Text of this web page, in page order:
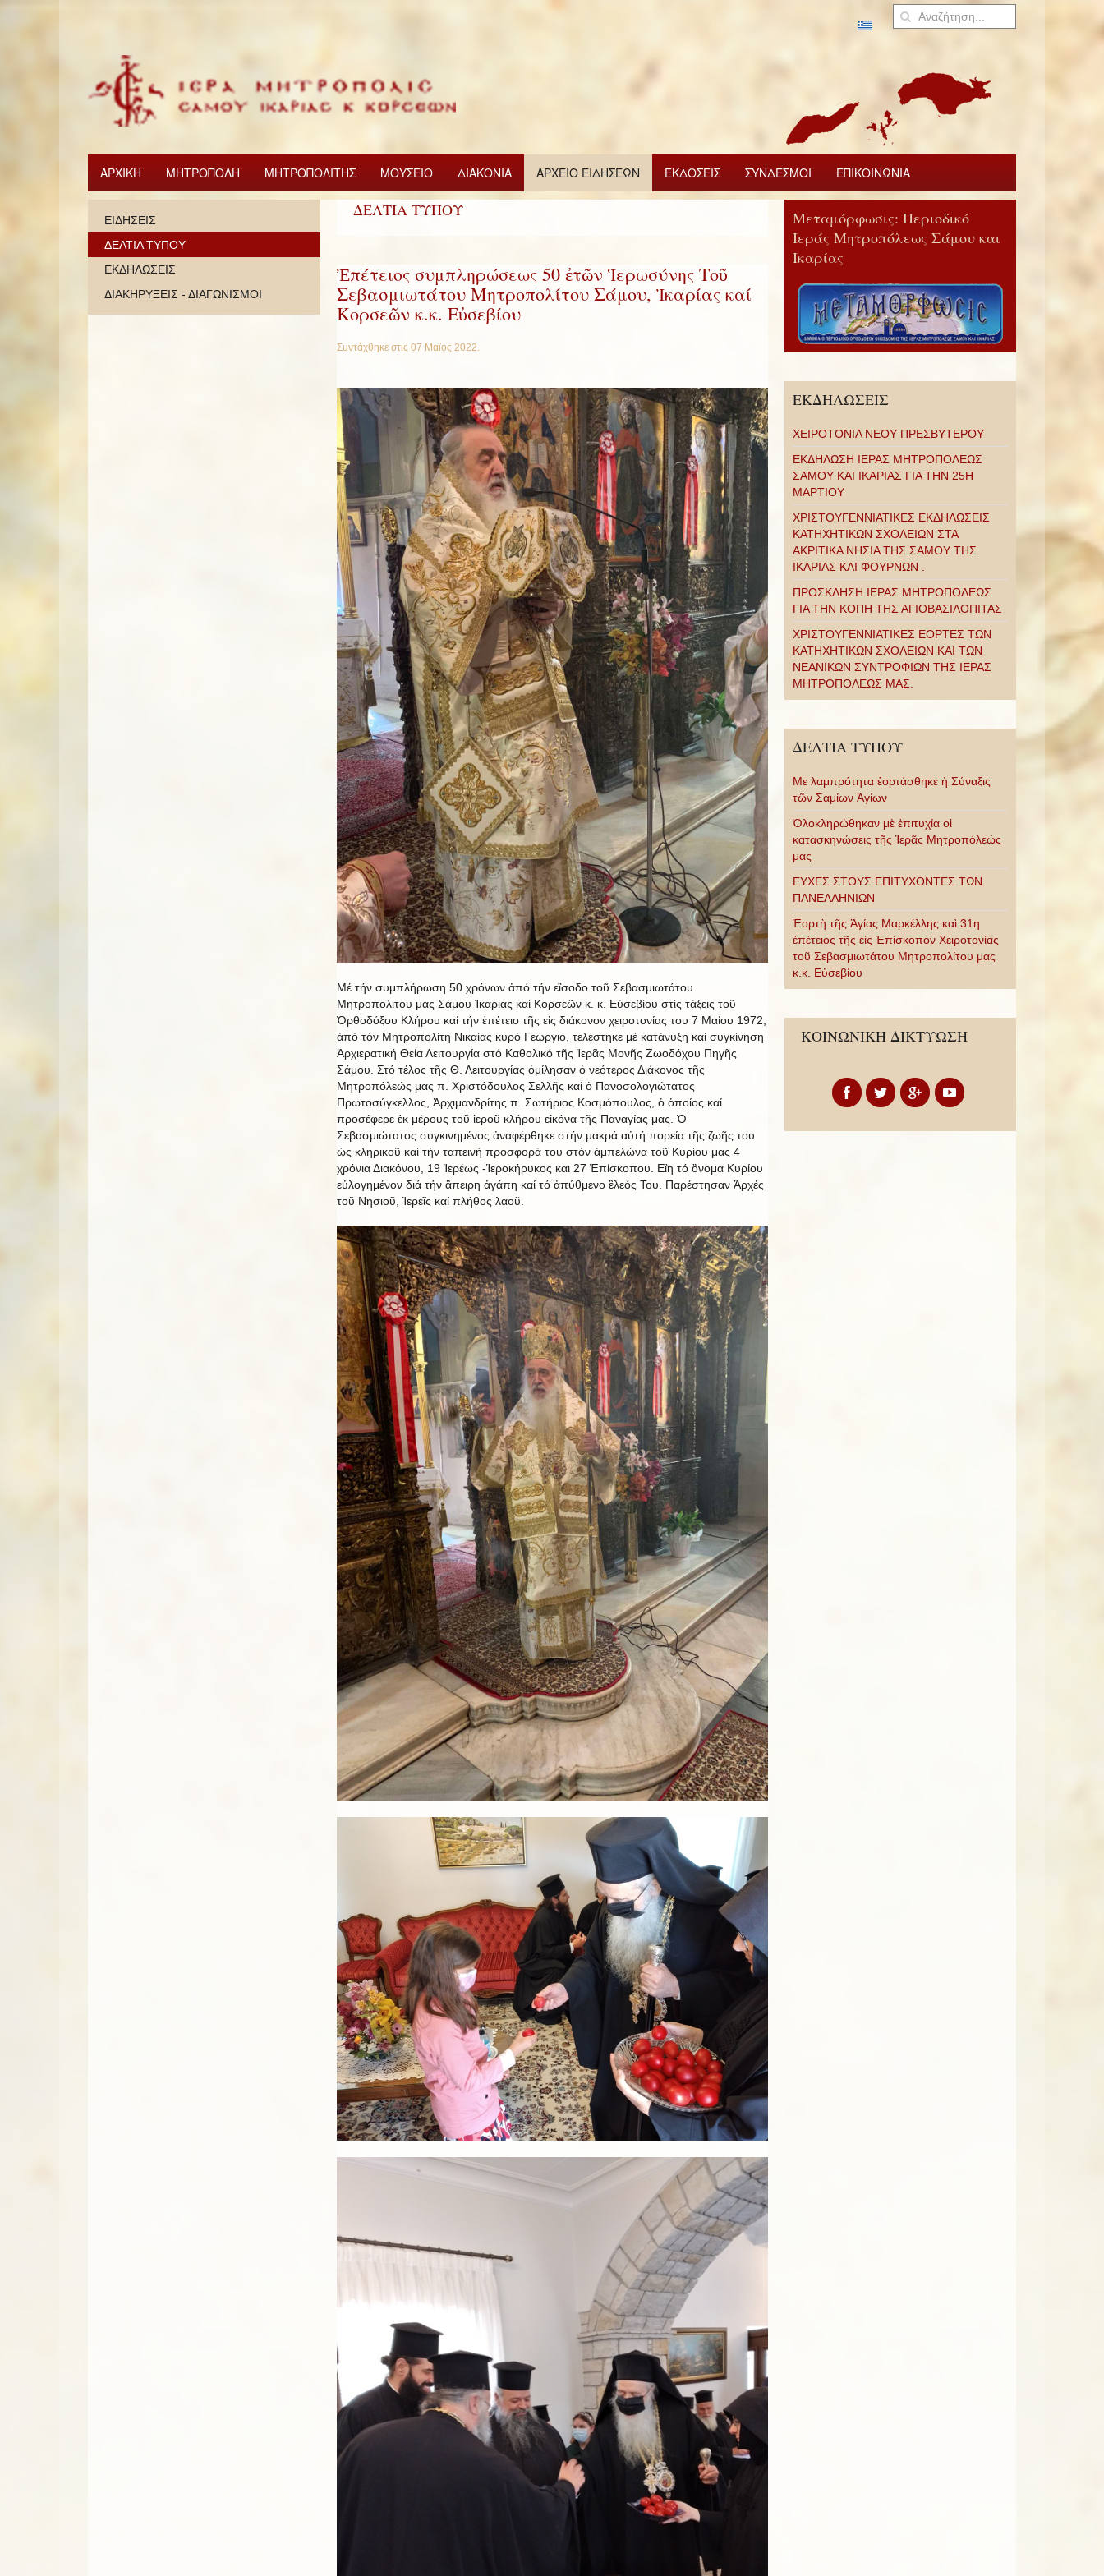
ΑΡΧΙΚΗ ΜΗΤΡΟΠΟΛΗ ΜΗΤΡΟΠΟΛΙΤΗΣ ΜΟΥΣΕΙΟ ΔΙΑΚΟΝΙΑ ΑΡΧΕΙΟ ΕΙΔΗΣΕΩΝ ΕΚΔΟΣΕΙΣ ΣΥΝΔΕΣΜΟΙ ΕΠΙΚΟΙΝΩΝΙΑ
ΔΕΛΤΙΑ ΤΥΠΟΥ
Ἐπέτειος συμπληρώσεως 50 ἐτῶν Ἱερωσύνης Τοῦ
Σεβασμιωτάτου Μητροπολίτου Σάμου, Ἰκαρίας καί
Κορσεῶν κ.κ. Εὐσεβίου
Συντάχθηκε στις 07 Μαϊος 2022.
Μέ τήν συμπλήρωση 50 χρόνων ἀπό τήν εἲσοδο τοῦ Σεβασμιωτάτου
Μητροπολίτου μας Σάμου Ἰκαρίας καί Κορσεῶν κ. κ. Εὐσεβίου στίς τάξεις τοῦ
Ὀρθοδόξου Κλήρου καί τήν ἐπέτειο τῆς εἰς διάκονον χειροτονίας του 7 Μαίου 1972,
ἀπό τόν Μητροπολίτη Νικαίας κυρό Γεώργιο, τελέστηκε μέ κατάνυξη καί συγκίνηση
Ἀρχιερατική Θεία Λειτουργία στό Καθολικό τῆς Ἱερᾶς Μονῆς Ζωοδόχου Πηγῆς
Σάμου. Στό τέλος τῆς Θ. Λειτουργίας ὁμίλησαν ὁ νεότερος Διάκονος τῆς
Μητροπόλεώς μας π. Χριστόδουλος Σελλῆς καί ὁ Πανοσολογιώτατος
Πρωτοσύγκελλος, Ἀρχιμανδρίτης π. Σωτήριος Κοσμόπουλος, ὁ ὁποίος καί
προσέφερε ἐκ μέρους τοῦ ἱεροῦ κλήρου εἰκόνα τῆς Παναγίας μας. Ὁ
Σεβασμιώτατος συγκινημένος ἀναφέρθηκε στήν μακρά αὐτή πορεία τῆς ζωῆς του
ὡς κληρικοῦ καί τήν ταπεινή προσφορά του στόν ἀμπελώνα τοῦ Κυρίου μας 4
χρόνια Διακόνου, 19 Ἱερέως -Ἱεροκήρυκος και 27 Ἐπίσκοπου. Εἲη τό ὂνομα Κυρίου
εὐλογημένον διά τήν ἂπειρη ἀγάπη καί τό ἀπύθμενο ἓλεός Του. Παρέστησαν Ἀρχές
τοῦ Νησιοῦ, Ἱερεῖς καί πλήθος λαοῦ.
ΕΙΔΗΣΕΙΣ
ΔΕΛΤΙΑ ΤΥΠΟΥ
ΕΚΔΗΛΩΣΕΙΣ
ΔΙΑΚΗΡΥΞΕΙΣ - ΔΙΑΓΩΝΙΣΜΟΙ
Μεταμόρφωσις: Περιοδικό
Ιεράς Μητροπόλεως Σάμου και
Ικαρίας
ΕΚΔΗΛΩΣΕΙΣ
ΧΕΙΡΟΤΟΝΙΑ ΝΕΟΥ ΠΡΕΣΒΥΤΕΡΟΥ
ΕΚΔΗΛΩΣΗ ΙΕΡΑΣ ΜΗΤΡΟΠΟΛΕΩΣ
ΣΑΜΟΥ ΚΑΙ ΙΚΑΡΙΑΣ ΓΙΑ ΤΗΝ 25Η
ΜΑΡΤΙΟΥ
ΧΡΙΣΤΟΥΓΕΝΝΙΑΤΙΚΕΣ ΕΚΔΗΛΩΣΕΙΣ
ΚΑΤΗΧΗΤΙΚΩΝ ΣΧΟΛΕΙΩΝ ΣΤΑ
ΑΚΡΙΤΙΚΑ ΝΗΣΙΑ ΤΗΣ ΣΑΜΟΥ ΤΗΣ
ΙΚΑΡΙΑΣ ΚΑΙ ΦΟΥΡΝΩΝ .
ΠΡΟΣΚΛΗΣΗ ΙΕΡΑΣ ΜΗΤΡΟΠΟΛΕΩΣ
ΓΙΑ ΤΗΝ ΚΟΠΗ ΤΗΣ ΑΓΙΟΒΑΣΙΛΟΠΙΤΑΣ
ΧΡΙΣΤΟΥΓΕΝΝΙΑΤΙΚΕΣ ΕΟΡΤΕΣ ΤΩΝ
ΚΑΤΗΧΗΤΙΚΩΝ ΣΧΟΛΕΙΩΝ ΚΑΙ ΤΩΝ
ΝΕΑΝΙΚΩΝ ΣΥΝΤΡΟΦΙΩΝ ΤΗΣ ΙΕΡΑΣ
ΜΗΤΡΟΠΟΛΕΩΣ ΜΑΣ.
ΔΕΛΤΙΑ ΤΥΠΟΥ
Με λαμπρότητα ἑορτάσθηκε ἡ Σύναξις
τῶν Σαμίων Ἁγίων
Ὁλοκληρώθηκαν μὲ ἐπιτυχία οἱ
κατασκηνώσεις τῆς Ἱερᾶς Μητροπόλεώς
μας
ΕΥΧΕΣ ΣΤΟΥΣ ΕΠΙΤΥΧΟΝΤΕΣ ΤΩΝ
ΠΑΝΕΛΛΗΝΙΩΝ
Ἑορτὴ τῆς Ἁγίας Μαρκέλλης καὶ 31η
ἐπέτειος τῆς εἰς Ἐπίσκοπον Χειροτονίας
τοῦ Σεβασμιωτάτου Μητροπολίτου μας
κ.κ. Εὐσεβίου
ΚΟΙΝΩΝΙΚΗ ΔΙΚΤΥΩΣΗ